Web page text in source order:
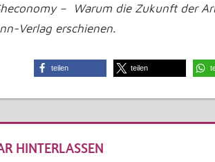
– Warum die Zukunft der
Verlag erschienen.
teilen teilen
HINTERLASSEN